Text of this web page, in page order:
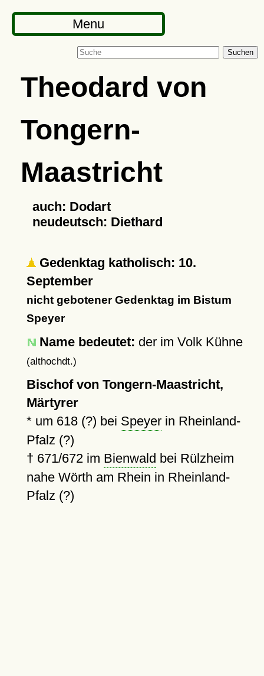
Menu
Suchen
Theodard von
Tongern-
Maastricht
auch: Dodart
neudeutsch: Diethard
Gedenktag katholisch: 10.
September
nicht gebotener Gedenktag im Bistum
Speyer
Name bedeutet: der im Volk Kühne
(althochdt.)
Bischof von Tongern-Maastricht,
Märtyrer
* um 618 (?) bei Speyerin Rheinland-
Pfalz (?)
† 671/672 im Bienwald bei Rülzheim
nahe Wörth am Rhein in Rheinland-
Pfalz (?)